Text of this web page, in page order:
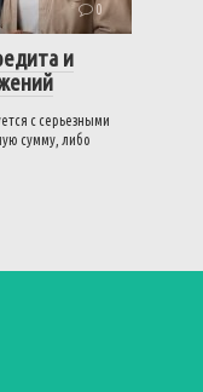
0
и
с серьезными
сумму, либо